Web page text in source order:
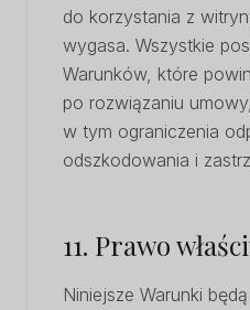
do korzystania z
wygasa. Wszystkie
Warunków, które
po rozwiązaniu
w tym ograniczenia
odszkodowania i
11. Prawo
Niniejsze Warunki